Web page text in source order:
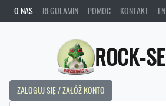
O NAS REGULAMIN POMOC KONTAKT EN
ROCK-
ZALOGUJ SIĘ / ZAŁÓŻ KONTO